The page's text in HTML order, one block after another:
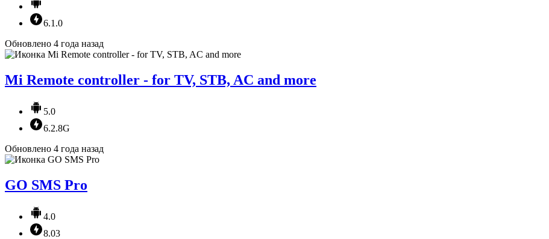
6.1.0
Обновлено 4 года назад
Mi Remote controller - for TV, STB, AC and more
5.0
6.2.8G
Обновлено 4 года назад
GO SMS Pro
4.0
8.03